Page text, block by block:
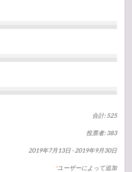
合計: 525
投票者: 383
2019年7月13日 -2019年9月30日
*ユーザーによって追加